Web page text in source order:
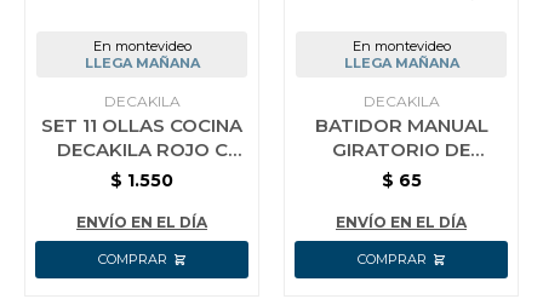
En montevideo
LLEGA MAÑANA
DECAKILA
SET 11 OLLAS COCINA
DECAKILA ROJO C
UTENSILIOS
$ 1.550
ENVÍO EN EL DÍA
En montevideo
LLEGA MAÑANA
DECAKILA
BATIDOR MANUAL
GIRATORIO DE
COCINA AC INOX
$ 65
ENVÍO EN EL DÍA